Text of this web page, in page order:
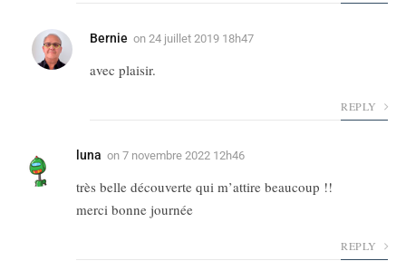
Bernie on 24 juillet 2019 18h47
avec plaisir.
REPLY
luna on 7 novembre 2022 12h46
très belle découverte qui m’attire beaucoup !!
merci bonne journée
REPLY